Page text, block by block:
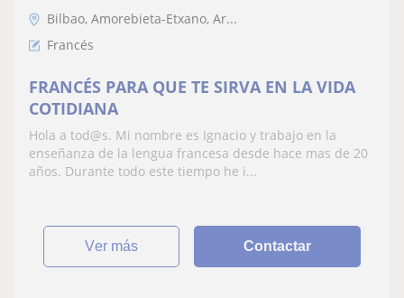
Bilbao, Amorebieta-Etxano, Ar...
Francés
FRANCÉS PARA QUE TE SIRVA EN LA VIDA
COTIDIANA
Hola a tod@s. Mi nombre es Ignacio y trabajo en la
enseñanza de la lengua francesa desde hace mas de 20
años. Durante todo este tiempo he i...
ver más Contactar